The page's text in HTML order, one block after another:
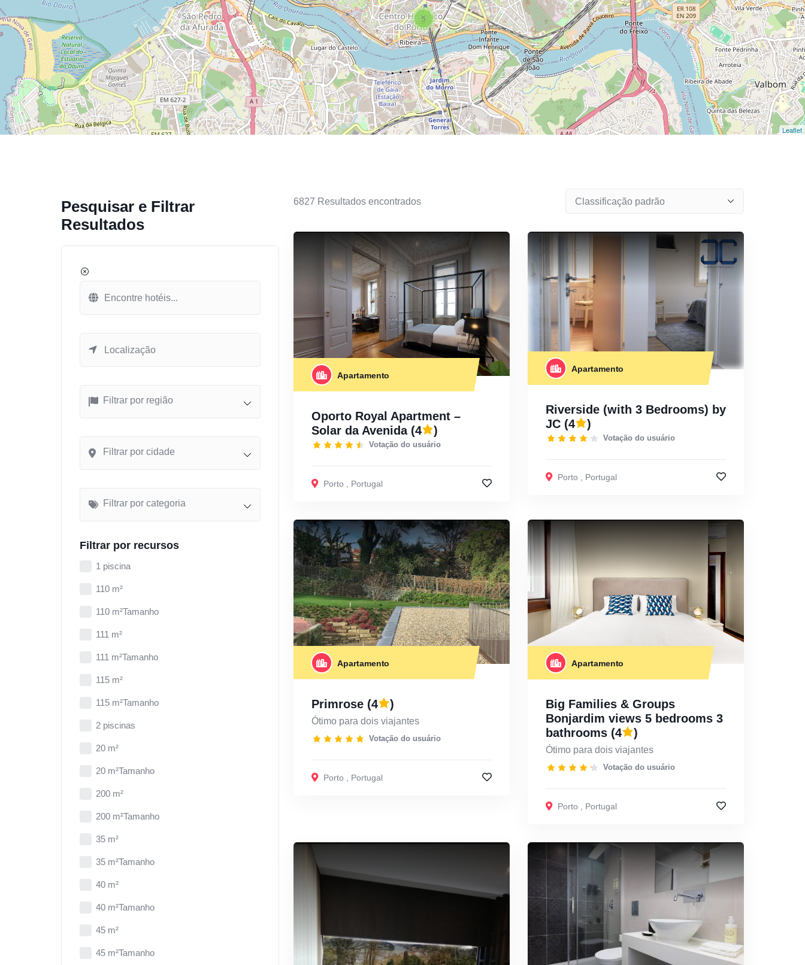
5
Leaflet
Pesquisar e Filtrar
Resultados
Filtrar por região
Filtrar por cidade
Filtrar por categoria
Filtrar por recursos
1 piscina
110 m²
110 m²Tamanho
111 m²
111 m²Tamanho
115 m²
115 m²Tamanho
2 piscinas
20 m²
20 m²Tamanho
200 m²
200 m²Tamanho
35 m²
35 m²Tamanho
40 m²
40 m²Tamanho
45 m²
45 m²Tamanho
6827 Resultados encontrados
Apartamento
Oporto Royal Apartment –
Solar da Avenida(4 )
Votação do usuário
Porto Portugal
Apartamento
Riverside (with 3 Bedrooms) by
JC(4 )
Votação do usuário
Porto Portugal
Apartamento
Primrose(4 )
Ótimo para dois viajantes
Votação do usuário
Porto Portugal
Apartamento
Big Families & Groups
Bonjardim views 5 bedrooms 3
bathrooms(4 )
Ótimo para dois viajantes
Votação do usuário
Porto Portugal